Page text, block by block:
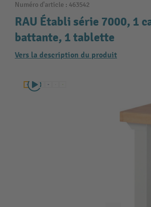
Numéro d'article : 463542
RAU Établi série 7000, 1
battante, 1 tablette
Vers la description du produit